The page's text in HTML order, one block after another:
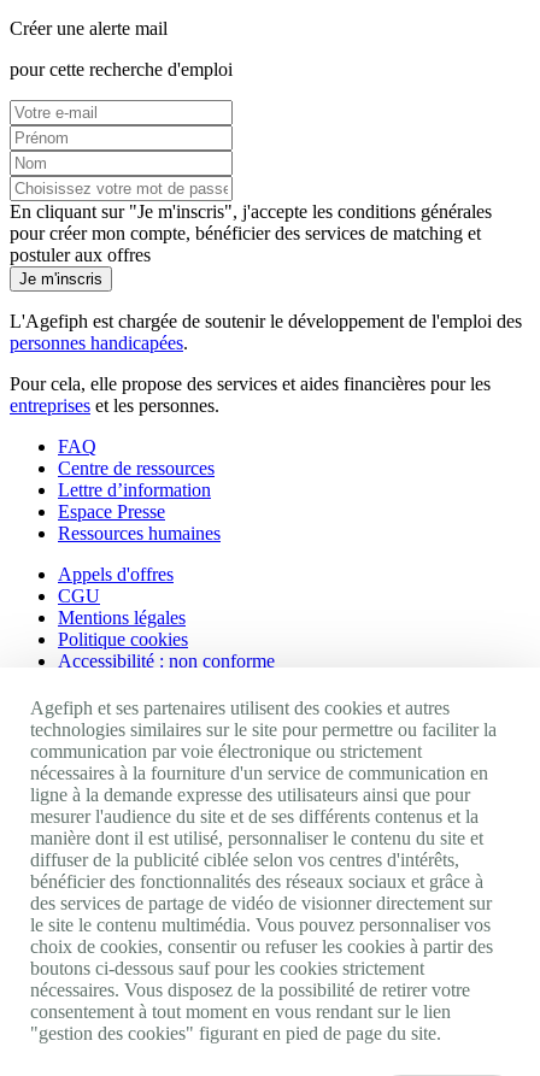
Créer une alerte mail
pour cette recherche d'emploi
En cliquant sur "Je m'inscris", j'accepte les conditions générales
pour créer mon compte, bénéficier des services de matching et
postuler aux offres
Je m'inscris
L'Agefiph est chargée de soutenir le développement de l'emploi des
personnes handicapées.
Pour cela, elle propose des services et aides financières pour les
entreprises et les personnes.
FAQ
Centre de ressources
Lettre d’information
Espace Presse
Ressources humaines
Appels d'offres
CGU
Mentions légales
Politique cookies
Accessibilité : non conforme
Nos autres sites
Site portail Agefiph
Activateur de progrès
Handinnov
Innovation et recherche
Université du RRH
Service AppuiPro
Nous suivre
Youtube
Linkedin
Facebook
Twitter
Agefiph et ses partenaires utilisent des cookies et autres
technologies similaires sur le site pour permettre ou faciliter la
communication par voie électronique ou strictement
nécessaires à la fourniture d'un service de communication en
ligne à la demande expresse des utilisateurs ainsi que pour
mesurer l'audience du site et de ses différents contenus et la
manière dont il est utilisé, personnaliser le contenu du site et
diffuser de la publicité ciblée selon vos centres d'intérêts,
bénéficier des fonctionnalités des réseaux sociaux et grâce à
des services de partage de vidéo de visionner directement sur
le site le contenu multimédia. Vous pouvez personnaliser vos
choix de cookies, consentir ou refuser les cookies à partir des
boutons ci-dessous sauf pour les cookies strictement
nécessaires. Vous disposez de la possibilité de retirer votre
consentement à tout moment en vous rendant sur le lien
"gestion des cookies" figurant en pied de page du site.